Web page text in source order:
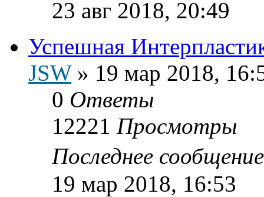
23 авг 2018, 20:49
Успешная
JSW» 19 мар 2018,
0 Ответы
12221 Просмотры
Последнее
19 мар 2018, 16:53